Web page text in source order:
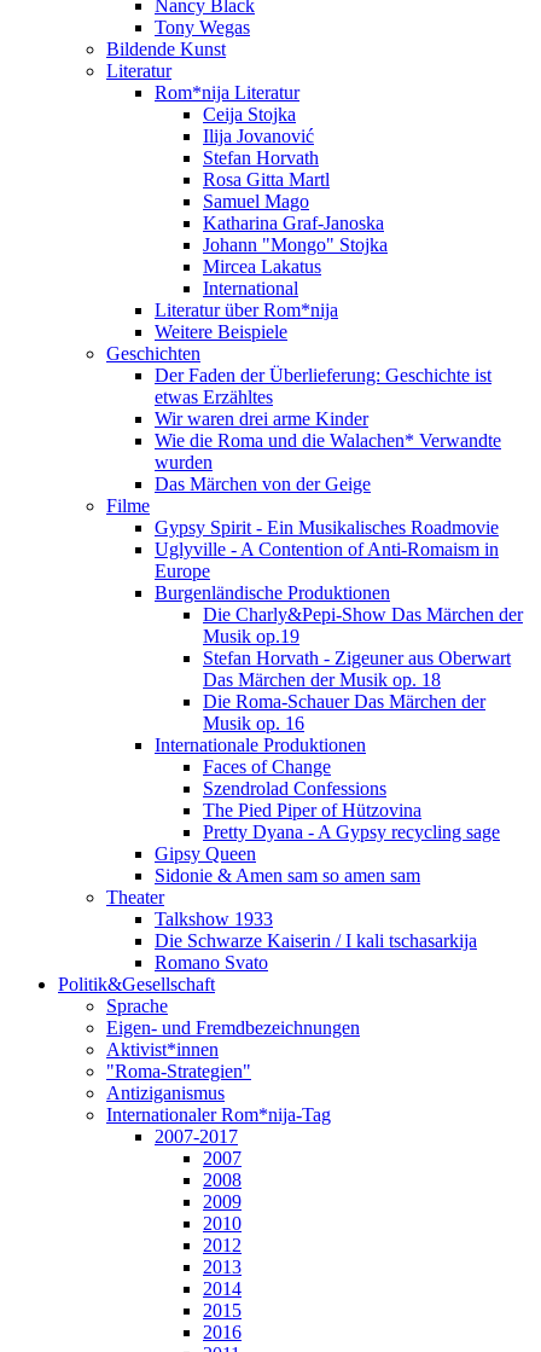
Nancy Black
Tony Wegas
Bildende Kunst
Literatur
Rom*nija Literatur
Ceija Stojka
Ilija Jovanović
Stefan Horvath
Rosa Gitta Martl
Samuel Mago
Katharina Graf-Janoska
Johann "Mongo" Stojka
Mircea Lakatus
International
Literatur über Rom*nija
Weitere Beispiele
Geschichten
Der Faden der Überlieferung: Geschichte ist
etwas Erzähltes
Wir waren drei arme Kinder
Wie die Roma und die Walachen* Verwandte
wurden
Das Märchen von der Geige
Filme
Gypsy Spirit - Ein Musikalisches Roadmovie
Uglyville - A Contention of Anti-Romaism in
Europe
Burgenländische Produktionen
Die Charly&Pepi-Show Das Märchen der
Musik op.19
Stefan Horvath - Zigeuner aus Oberwart
Das Märchen der Musik op. 18
Die Roma-Schauer Das Märchen der
Musik op. 16
Internationale Produktionen
Faces of Change
Szendrolad Confessions
The Pied Piper of Hützovina
Pretty Dyana - A Gypsy recycling sage
Gipsy Queen
Sidonie & Amen sam so amen sam
Theater
Talkshow 1933
Die Schwarze Kaiserin / I kali tschasarkija
Romano Svato
Politik&Gesellschaft
Sprache
Eigen- und Fremdbezeichnungen
Aktivist*innen
"Roma-Strategien"
Antiziganismus
Internationaler Rom*nija-Tag
2007-2017
2007
2008
2009
2010
2012
2013
2014
2015
2016